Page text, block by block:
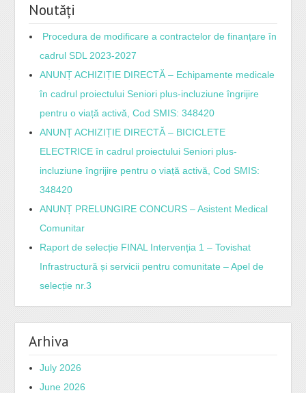
Noutăți
Procedura de modificare a contractelor de finanțare în
cadrul SDL 2023-2027
ANUNȚ ACHIZIȚIE DIRECTĂ – Echipamente medicale
în cadrul proiectului Seniori plus-incluziune îngrijire
pentru o viață activă, Cod SMIS: 348420
ANUNȚ ACHIZIȚIE DIRECTĂ – BICICLETE
ELECTRICE în cadrul proiectului Seniori plus-
incluziune îngrijire pentru o viață activă, Cod SMIS:
348420
ANUNȚ PRELUNGIRE CONCURS – Asistent Medical
Comunitar
Raport de selecție FINAL Intervenția 1 – Tovishat
Infrastructură și servicii pentru comunitate – Apel de
selecție nr.3
Arhiva
July 2026
June 2026